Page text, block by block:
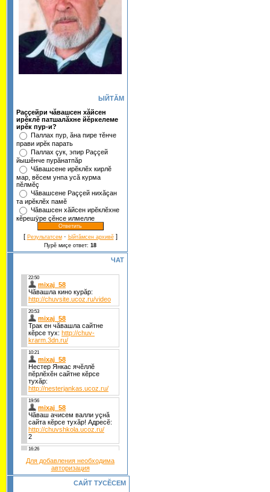
ЫЙТĂМ
Раççейри чăвашсен хăйсен
ирĕклĕ патшалăхне йĕркелеме
ирĕк пур-и?
Паллах пур, ăна пире тĕнче
прави ирĕк парать
Паллах çук, эпир Раççей
йышĕнче пурăнатпăр
Чăвашсене ирĕклĕх кирлĕ
мар, вĕсем унпа усă курма
пĕлмĕç
Чăвашсене Раççей нихăçан
та ирĕклĕх памĕ
Чăвашсен хăйсен ирĕклĕхне
кĕрешÿре çĕнсе илмелле
[ Результатсем· Ыйтăмсен архивĕ]
Пурĕ миçе ответ: 18
ЧАТ
Для добавления необходима
авторизация
САЙТ ТУСĔСЕМ